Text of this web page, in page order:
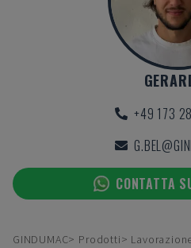
+49 173
CONTATTA
GINDUMAC Prodotti